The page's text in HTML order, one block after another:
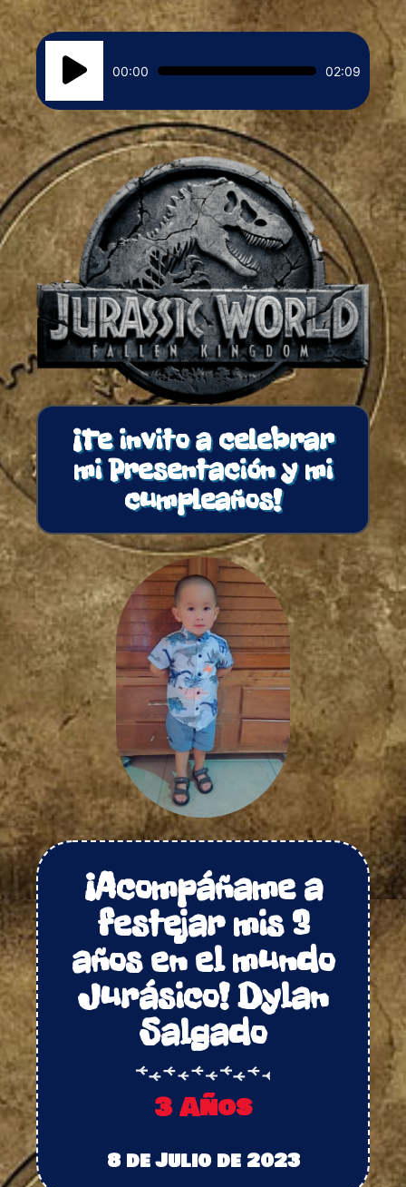
Reproductor
00:00 02:09
¡Te invito a celebrar
mi Presentación y mi
cumpleaños!
¡Acompáñame a
festejar mis 3
años en el mundo
Jurásico! Dylan
Salgado
3 Años
8 de Julio de 2023